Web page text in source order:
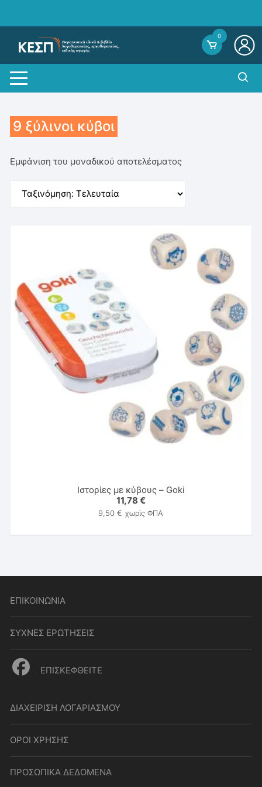
0
9 ξύλινοι κύβοι
Εμφάνιση του μοναδικού αποτελέσματος
Ιστορίες με κύβους – Goki
11,78 €
9,50€ χωρίς ΦΠΑ
ΕΠΙΚΟΙΝΩΝΙΑ
ΣΥΧΝΕΣ ΕΡΩΤΗΣΕΙΣ
ΕΠΙΣΚΕΦΘΕΙΤΕ
ΔΙΑΧΕΙΡΙΣΗ ΛΟΓΑΡΙΑΣΜΟΥ
ΟΡΟΙ ΧΡΗΣΗΣ
ΠΡΟΣΩΠΙΚΑ ΔΕΔΟΜΕΝΑ